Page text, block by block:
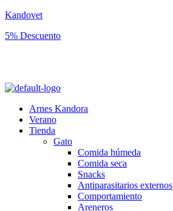
Kandovet
5% Descuento
Arnes Kandora
Verano
Tienda
Gato
Comida húmeda
Comida seca
Snacks
Antiparasitarios externos
Comportamiento
Areneros